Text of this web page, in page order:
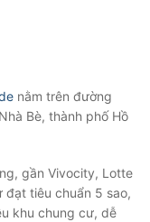
nằm trên đường
Bè, thành phố Hồ
gần Vivocity, Lotte
tiêu chuẩn 5 sao,
khu chung cư, dễ